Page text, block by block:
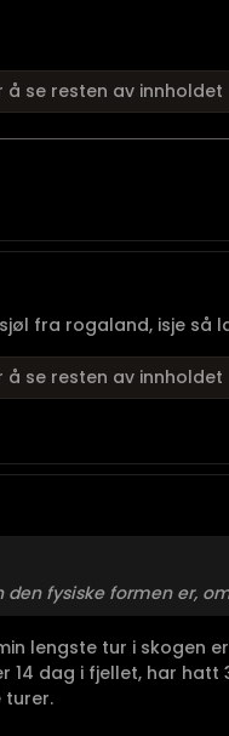
å se resten av innholdet
fra rogaland, isje så
å se resten av innholdet
den fysiske formen er,
lengste tur i skogen
14 dag i fjellet, har